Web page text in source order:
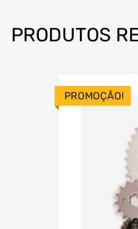
PRODUTOS
PROMOÇÃO!